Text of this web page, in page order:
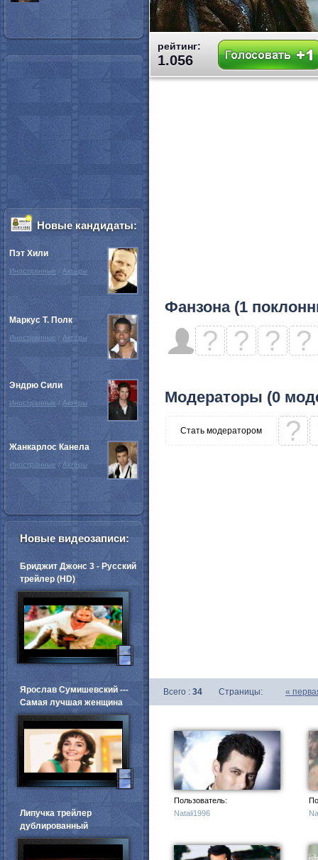
рейтинг:
1.056
Фанзона (1
? ? ? ?
Модераторы (0
Стать модератором ?
Всего : 34 Страницы: «
Пользователь:
Natali1996
Новые кандидаты:
Пэт Хили
Иностранные / Актёры
Маркус Т. Полк
Иностранные / Актёры
Эндрю Сили
Иностранные / Актёры
Жанкарлос Канела
Иностранные / Актёры
Новые видеозаписи:
Бриджит Джонс 3 - Русский
трейлер (HD)
Ярослав Сумишевский ---
Самая лучшая женщина
Липучка трейлер
дублированный